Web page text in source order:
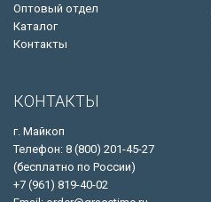
Оптовый отдел
Каталог
Контакты
КОНТАКТЫ
г. Майкоп
Телефон: 8 (800) 201-45-27
(бесплатно по России)
+7 (961) 819-40-02